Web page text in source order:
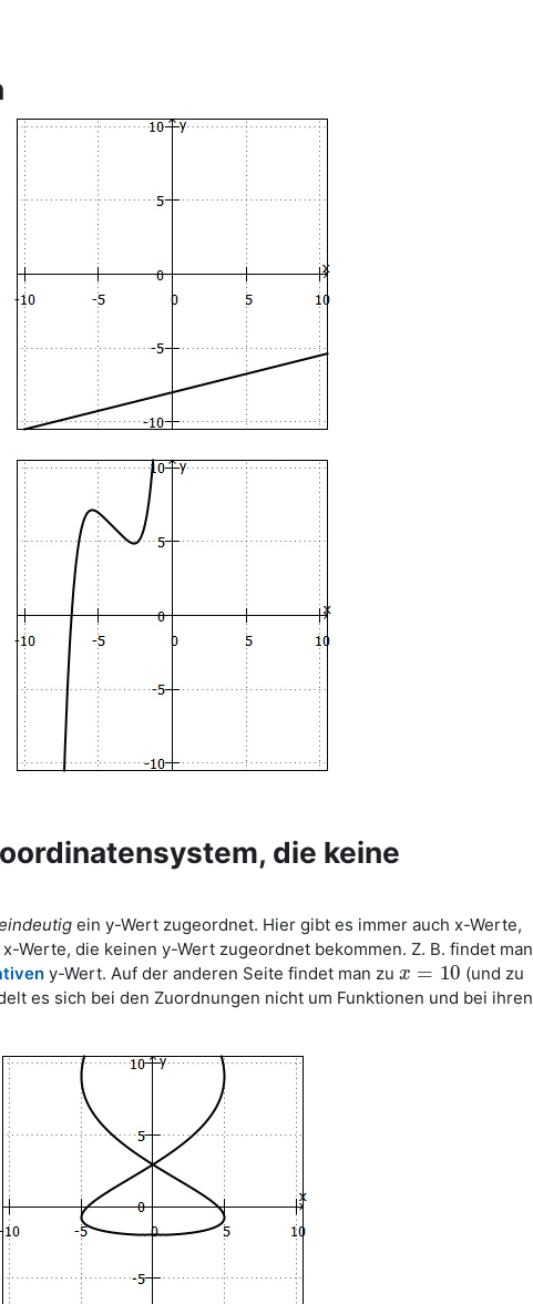
die keine
ein y-Wert zugeordnet. Hier gibt es immer auch x-Werte,
Werte, die keinen y-Wert zugeordnet bekommen. Z. B. findet man
y-Wert. Auf der anderen Seite findet man zux = 10
x=10
(und zu
es sich bei den Zuordnungen nicht um Funktionen und bei ihren